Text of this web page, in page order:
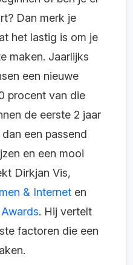
Dan merk je
het lastig is om je
maken. Jaarlijks
een nieuwe
procent van die
de eerste 2 jaar
een passend
en een mooi
Dirkjan Vis,
& Internet en
. Hij vertelt
factoren die een